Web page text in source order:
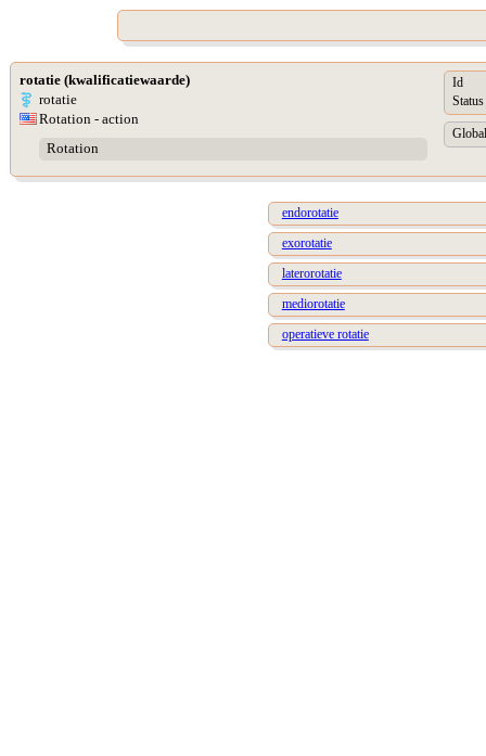
rotatie (kwalificatiewaarde)
rotatie
Rotation - action
Rotation
Id
Status
endorotatie
exorotatie
laterorotatie
mediorotatie
operatieve rotatie